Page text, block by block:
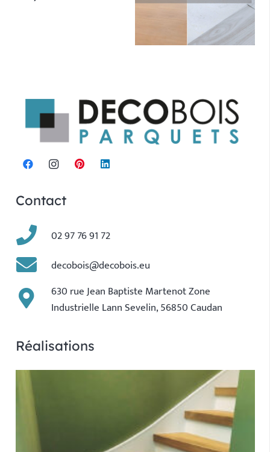
Contact
02 97 76 91 72
decobois@decobois.eu
630 rue Jean Baptiste Martenot Zone
Industrielle Lann Sevelin, 56850 Caudan
Réalisations